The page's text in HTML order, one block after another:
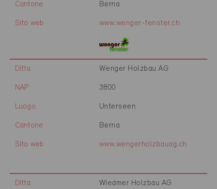
Cantone Berna
Sito web www.wenger-fenster.ch
Ditta Wenger Holzbau AG
NAP 3800
Luogo Unterseen
Cantone Berna
Sito web www.wengerholzbauag.ch
Ditta Wiedmer Holzbau AG